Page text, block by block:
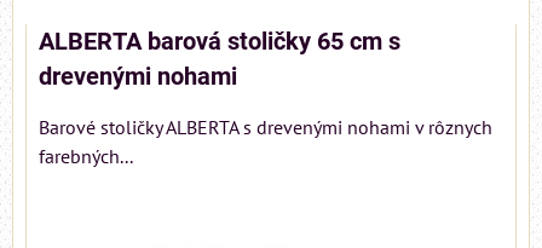
ALBERTA barová stoličky 65 cm s
drevenými nohami
Barové stoličky ALBERTA s drevenými nohami v rôznych
farebných...